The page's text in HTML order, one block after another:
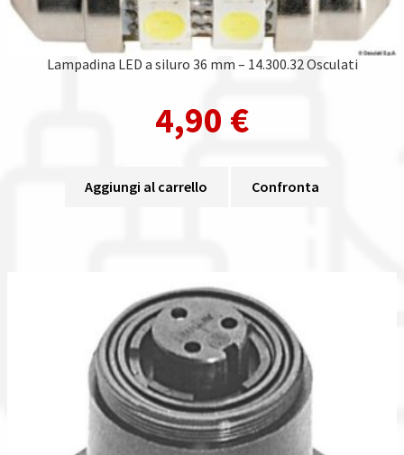
Lampadina LED a siluro 36 mm – 14.300.32 Osculati
4,90 €
Aggiungi al carrello Confronta